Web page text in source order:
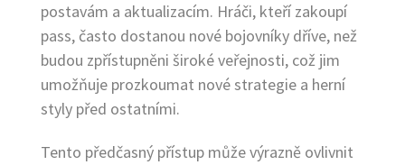
postavám a aktualizacím. Hráči, kteří zakoupí
pass, často dostanou nové bojovníky dříve, než
budou zpřístupněni široké veřejnosti, což jim
umožňuje prozkoumat nové strategie a herní
styly před ostatními.
Tento předčasný přístup může výrazně ovlivnit